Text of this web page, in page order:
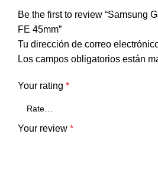
Be the first to review “Samsung
FE 45mm”
Tu dirección de correo
Los campos obligatorios están
Your rating *
Your review *